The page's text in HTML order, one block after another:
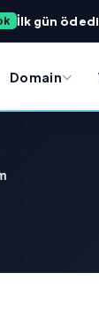
İlk gün
Domain